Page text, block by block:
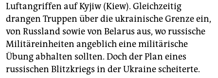
genossenschaft
epaper login
Luftangriffen auf Kyjiw (Kiew). Gleichzeitig
drangen Truppen über die ukrai­nische Grenze ein,
von Russland sowie von Belarus aus, wo russische
Militäreinheiten angeblich eine militärische
Übung abhalten sollten. Doch der Plan eines
russischen Blitzkriegs in der Ukraine scheiterte.